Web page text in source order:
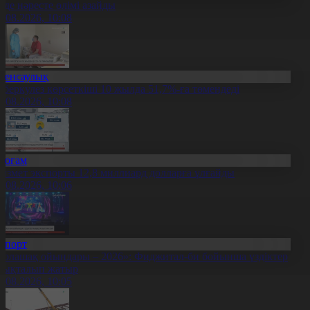
нәресте өлімі азайды
10:08
көрсеткіші 10 жылда 51,7%-ға төмендеді
10:08
экспорты 12,8 миллиард долларға ұлғайды
10:06
ойындары – 2026»: Фиджитал-би бойынша үздіктер
жатыр
10:05